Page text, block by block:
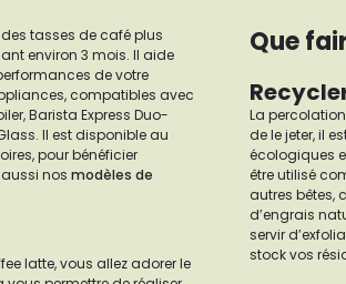
tasses de café plus
environ 3 mois. Il aide
de votre
compatibles avec
Barista Express Duo-
Il est disponible au
pour bénéficier
nos modèles de
latte, vous allez adorer le
Que
La
de le jeter, il
écologiques
être utilisé
autres bêtes,
d’engrais
servir
stock vos